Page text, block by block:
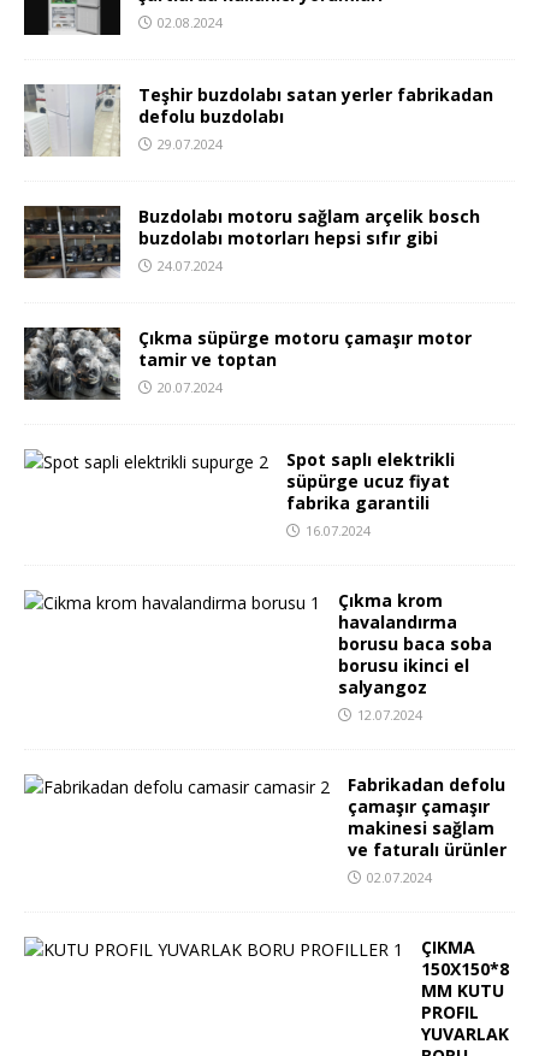
02.08.2024
Teşhir buzdolabı satan yerler fabrikadan
defolu buzdolabı
29.07.2024
Buzdolabı motoru sağlam arçelik bosch
buzdolabı motorları hepsi sıfır gibi
24.07.2024
Çıkma süpürge motoru çamaşır motor
tamir ve toptan
20.07.2024
Spot saplı elektrikli
süpürge ucuz fiyat
fabrika garantili
16.07.2024
Çıkma krom
havalandırma
borusu baca soba
borusu ikinci el
salyangoz
12.07.2024
Fabrikadan defolu
çamaşır çamaşır
makinesi sağlam
ve faturalı ürünler
02.07.2024
ÇIKMA
150X150*8
MM KUTU
PROFIL
YUVARLAK